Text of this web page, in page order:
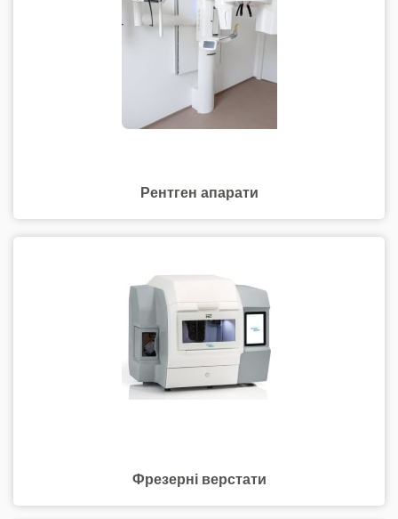
Рентген апарати
Фрезерні верстати